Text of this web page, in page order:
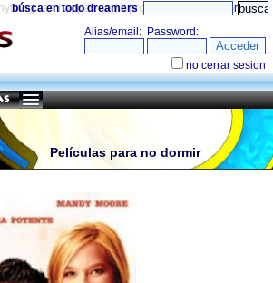
can happen and it probably will» directorio
búsca en todo dreamers
Películas para no dormir